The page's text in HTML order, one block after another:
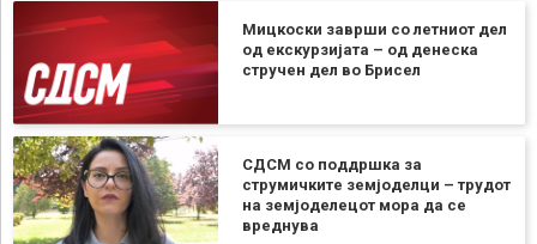
Мицкоски заврши со летниот дел
од екскурзијата – од денеска
стручен дел во Брисел
СДСМ со поддршка за
струмичките земјоделци – трудот
на земјоделецот мора да се
вреднува